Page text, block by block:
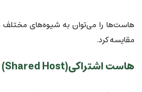
هاست‌ها را می‌توان به شیوه‌های مختلف
مقایسه کرد.
هاست اشتراکی(Shared Host)